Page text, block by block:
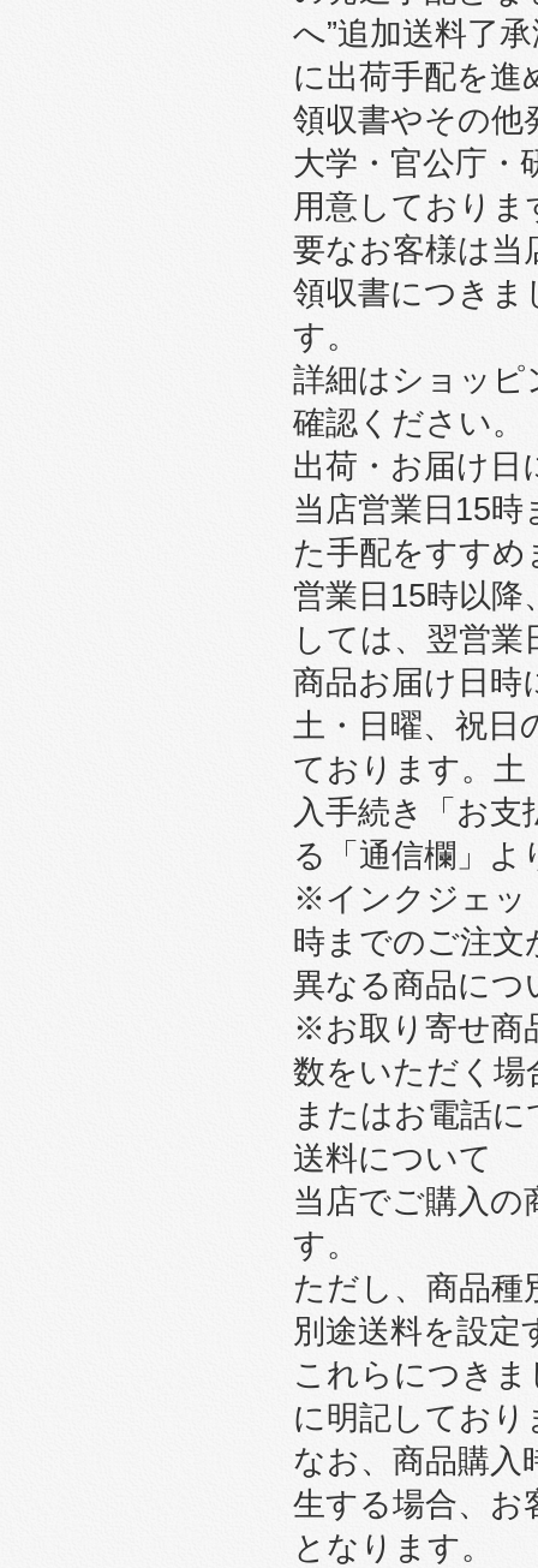
へ”追加送料了
に出荷手配を進
領収書やその他
大学・官公庁・
用意しておりま
要なお客様は当
領収書につきま
す。
詳細はショッ
確認ください。
出荷・お届け日
当店営業日15
た手配をすすめ
営業日15時以
しては、翌営
商品お届け日時
土・日曜、祝日
ております。土
入手続き「お
る「通信欄」
※インクジェッ
時までのご注文
異なる商品につ
※お取り寄せ商
数をいただく場
またはお電話
送料について
当店でご購入の
す。
ただし、商品種
別途送料を設定
これらにつき
に明記しており
なお、商品購入
生する場合、お
となります。